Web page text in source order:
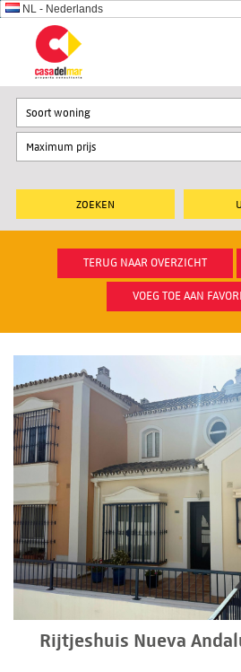
NL - Nederlands
Soort woning
TERUG NAAR OVERZICHT
VOEG TOE AAN
Rijtjeshuis Nueva